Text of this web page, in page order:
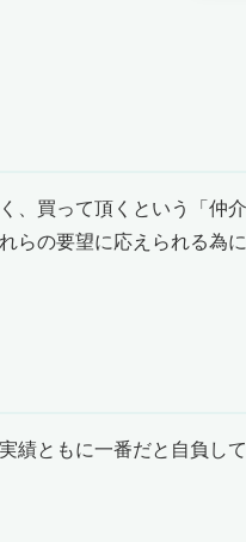
、買って頂くという「仲
らの要望に応えられる為
績ともに一番だと自負し